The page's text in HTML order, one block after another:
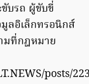
บรถ ผู้ขับขี่
ลอิเล็กทรอนิกส์
มที่กฎหมาย
posts/